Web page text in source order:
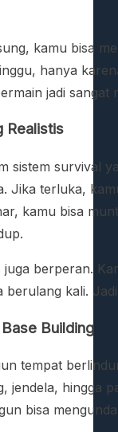
kamu bisa
hanya
jadi sangat
Realistis
sistem survival
Jika terluka,
kamu bisa
berperan.
kali.
Building
tempat
jendela, hingga
bisa